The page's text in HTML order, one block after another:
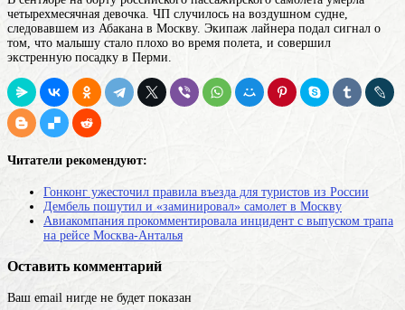
четырехмесячная девочка. ЧП случилось на воздушном судне,
следовавшем из Абакана в Москву. Экипаж лайнера подал сигнал о
том, что малышу стало плохо во время полета, и совершил
экстренную посадку в Перми.
Читатели рекомендуют:
Гонконг ужесточил правила въезда для туристов из России
Дембель пошутил и «заминировал» самолет в Москву
Авиакомпания прокомментировала инцидент с выпуском трапа
на рейсе Москва-Анталья
Оставить комментарий
Ваш email нигде не будет показан